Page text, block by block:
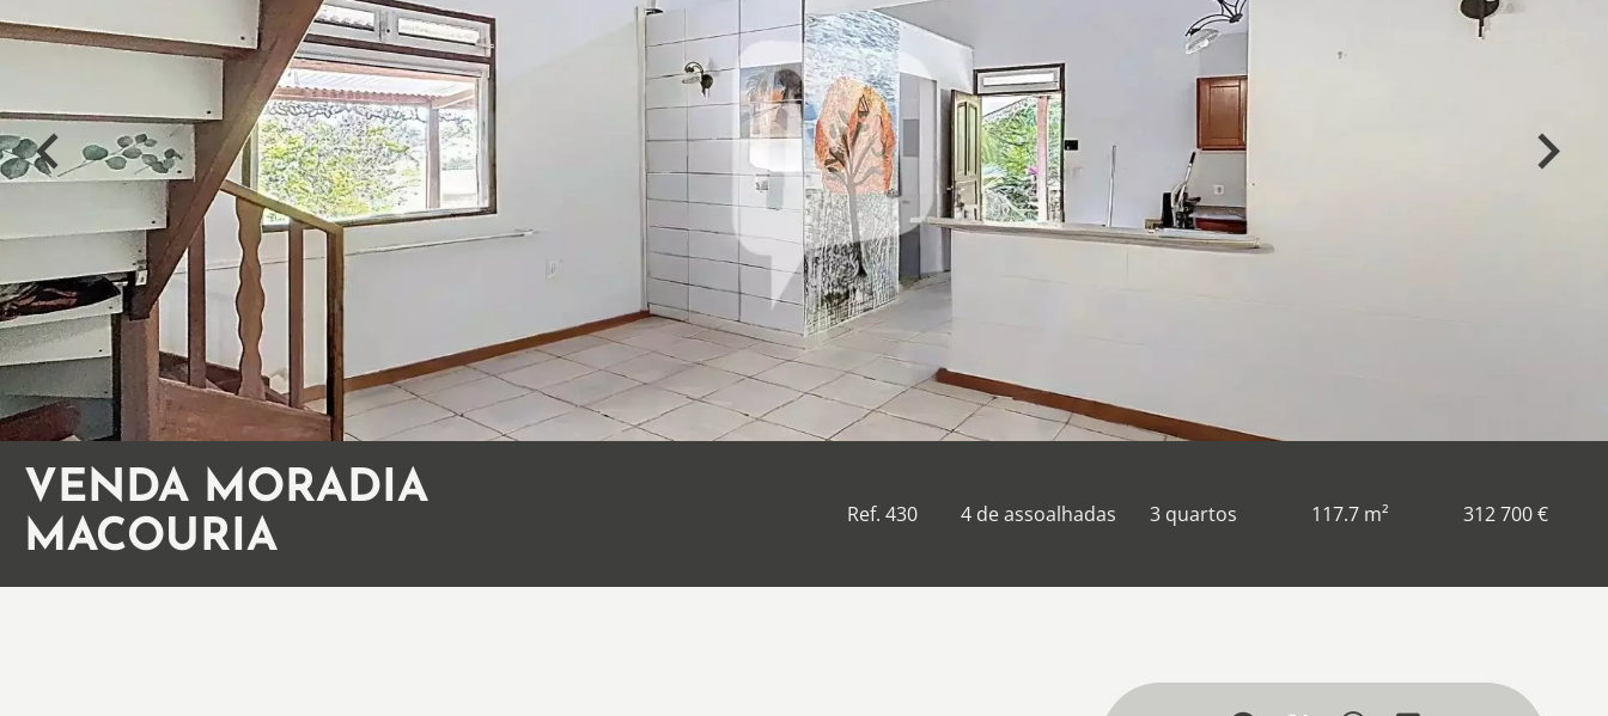
VENDA MORADIA
MACOURIA
Ref. 430 4 de assoalhadas 3 quartos 117.7 m² 312 700 €